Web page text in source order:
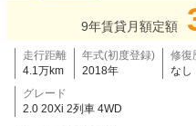
9年賃貸月額定額
走行距離
4.1万km
年式(初度登録)
2018年
修復
なし
グレード
2.0 20Xi 2列車 4WD